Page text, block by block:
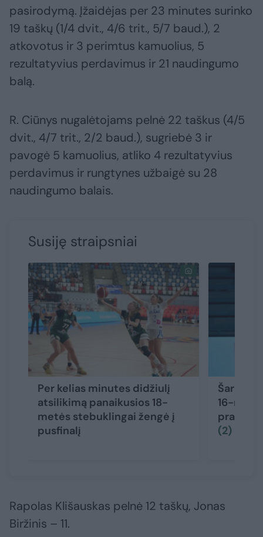
pasirodymą. Įžaidėjas per 23 minutes surinko
19 taškų (1/4 dvit., 4/6 trit., 5/7 baud.), 2
atkovotus ir 3 perimtus kamuolius, 5
rezultatyvius perdavimus ir 21 naudingumo
balą.
R. Ciūnys nugalėtojams pelnė 22 taškus (4/5
dvit., 4/7 trit., 2/2 baud.), sugriebė 3 ir
pavogė 5 kamuolius, atliko 4 rezultatyvius
perdavimus ir rungtynes užbaigė su 28
naudingumo balais.
Susiję straipsniai
Per kelias minutes didžiulį
atsilikimą panaikusios 18-
metės stebuklingai žengė į
pusfinalį
Šaro
16-
pradėjo
(2)
Rapolas Klišauskas pelnė 12 taškų, Jonas
Biržinis – 11.